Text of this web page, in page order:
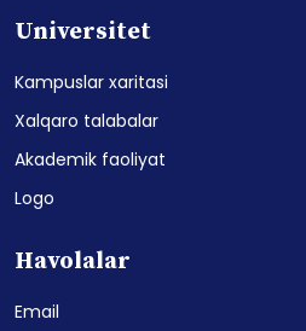
Universitet
Kampuslar xaritasi
Xalqaro talabalar
Akademik faoliyat
Logo
Havolalar
Email